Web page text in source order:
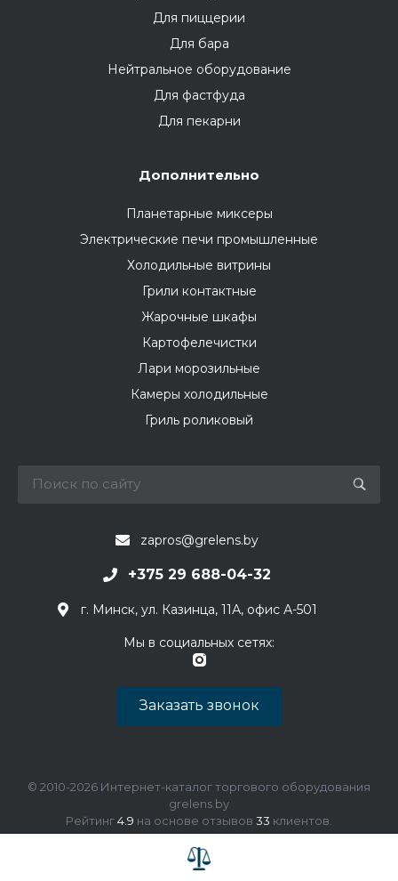
Для пиццерии
Для бара
Нейтральное оборудование
Для фастфуда
Для пекарни
Дополнительно
Планетарные миксеры
Электрические печи промышленные
Холодильные витрины
Грили контактные
Жарочные шкафы
Картофелечистки
Лари морозильные
Камеры холодильные
Гриль роликовый
zapros@grelens.by
+375 29 688-04-32
г. Минск, ул. Казинца, 11А, офис А-501
Мы в социальных сетях:
Заказать звонок
© 2010-2026 Интернет-каталог торгового оборудования
grelens.by
Рейтинг4.9 на основе отзывов 33 клиентов.